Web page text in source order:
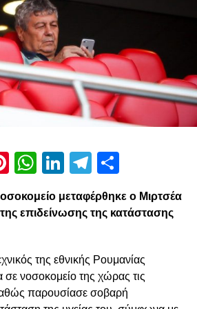
Pinterest
WhatsApp
LinkedInTelegram
μεταφέρθηκε ο Μιρτσέα
επιδείνωσης της κατάστασης
της εθνικής Ρουμανίας
νοσοκομείο της χώρας τις
παρουσίασε σοβαρή